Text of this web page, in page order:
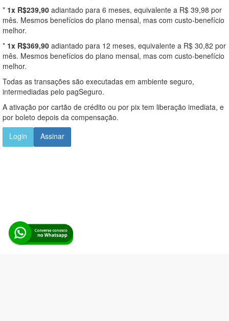
* 1x R$239,90 adiantado para 6 meses, equivalente a R$ 39,98 por
mês. Mesmos benefícios do plano mensal, mas com custo-benefício
melhor.
* 1x R$369,90 adiantado para 12 meses, equivalente a R$ 30,82 por
mês. Mesmos benefícios do plano mensal, mas com custo-benefício
melhor.
Todas as transações são executadas em ambiente seguro,
intermediadas pelo pagSeguro.
A ativação por cartão de crédito ou por pix tem liberação imediata, e
por boleto depois da compensação.
Login
Assinar